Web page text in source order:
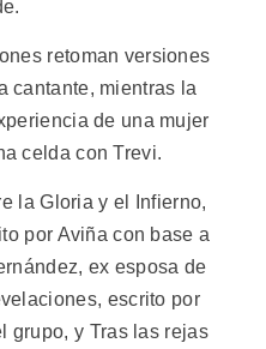
retoman versiones
cantante, mientras la
de una mujer
celda con Trevi.
la Gloria y el Infierno,
por Aviña con base a
ex esposa de
escrito por
grupo, y Tras las rejas